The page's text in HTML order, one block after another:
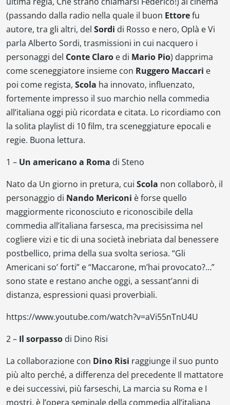
(passando dalla radio nella quale il buon Ettorefu
autore, tra gli altri, del Sordi di Rosso e nero, Oplà eVi
parla Alberto Sordi, trasmissioni in cui nacquero i
personaggi del Conte Claro e di Mario Pio) dapprima
come sceneggiatore insieme con Ruggero Maccari e
poi come regista, Scola ha innovato, influenzato,
fortemente impresso il suo marchio nella commedia
all’italiana oggi più ricordata e citata. Lo ricordiamo con
la solita playlist di 10 film, tra sceneggiature epocali e
regie. Buona lettura.
1 – Un americano a Roma di Steno
Nato da Un giorno in pretura, cui Scola non collaborò, il
personaggio di Nando Mericoni è forse quello
maggiormente riconosciuto e riconoscibile della
commedia all’italiana farsesca, ma precisissima nel
cogliere vizi e tic di una società inebriata dal benessere
postbellico, prima della sua svolta seriosa. “Gli
Americani so’ forti” e “Maccarone, m’hai provocato?…”
sono state e restano anche oggi, a sessant’anni di
distanza, espressioni quasi proverbiali.
https://www.youtube.com/watch?v=aVi55nTnU4U
2 – Il sorpasso di Dino Risi
La collaborazione con Dino Risi raggiunge il suo punto
più alto perché, a differenza del precedente Il mattatore
e dei successivi, più farseschi, La marcia su Roma e I
mostri, è l’opera seminale della commedia all’italiana